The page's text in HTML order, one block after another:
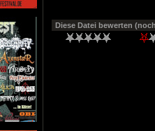
Diese Datei bewerten